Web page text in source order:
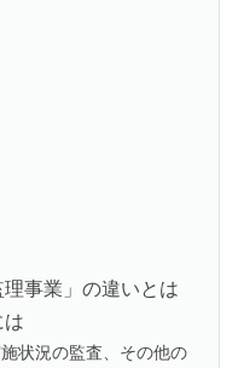
理事業」の違いとは
は
状況の監査、その他の